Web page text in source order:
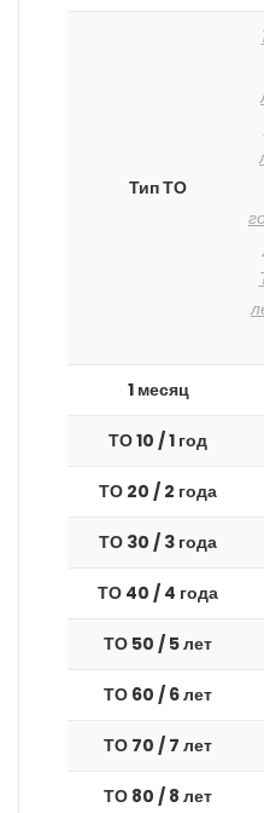
Тип ТО
1 месяц
ТО 10 / 1 год
ТО 20 / 2 года
ТО 30 / 3 года
ТО 40 / 4 года
ТО 50 / 5 лет
ТО 60 / 6 лет
ТО 70 / 7 лет
ТО 80 / 8 лет